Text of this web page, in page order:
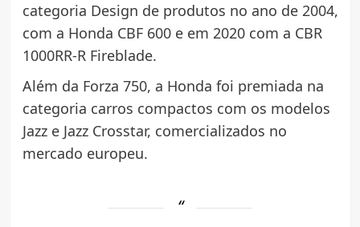
categoria Design de produtos no ano de 2004,
com a Honda CBF 600 e em 2020 com a CBR
1000RR-R Fireblade.
Além da Forza 750, a Honda foi premiada na
categoria carros compactos com os modelos
Jazz e Jazz Crosstar, comercializados no
mercado europeu.